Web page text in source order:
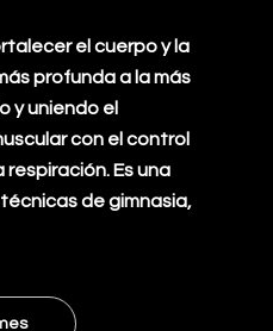
el cuerpo y la
profunda a la más
y uniendo el
con el control
respiración. Es una
de gimnasia,